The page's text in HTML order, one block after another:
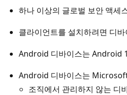
하나 이상의 글로벌 보안 액세
클라이언트를 설치하려면 디
Android 디바이스는 Android
Android 디바이스는
조직에서 관리하지 않는